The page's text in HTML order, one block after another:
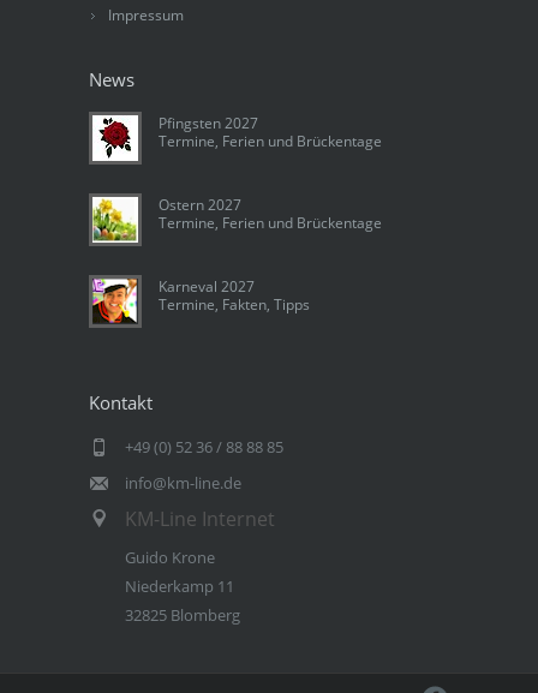
Impressum
News
Pfingsten 2027
Termine, Ferien und Brückentage
Ostern 2027
Termine, Ferien und Brückentage
Karneval 2027
Termine, Fakten, Tipps
Kontakt
+49 (0) 52 36 / 88 88 85
info@km-line.de
KM-Line Internet
Guido Krone
Niederkamp 11
32825 Blomberg